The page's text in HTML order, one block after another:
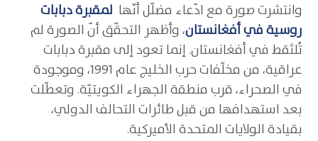
وانتشرت صورة مع ادّعاء مضلّل أنّها لمقبرة دبابات
روسية في أفغانستان، وأظهر التحقّق أنّ الصورة لم
تُلتَقط في أفغانستان. إنما تعود إلى مقبرة دبابات
عراقية، من مخلّفات حرب الخليج عام 1991، وموجودة
في الصحراء، قرب منطقة الجهراء الكويتيّة. وتعطّلت
بعد استهدافها من قبل طائرات التحالف الدولي،
بقيادة الولايات المتحدة الأميركية.